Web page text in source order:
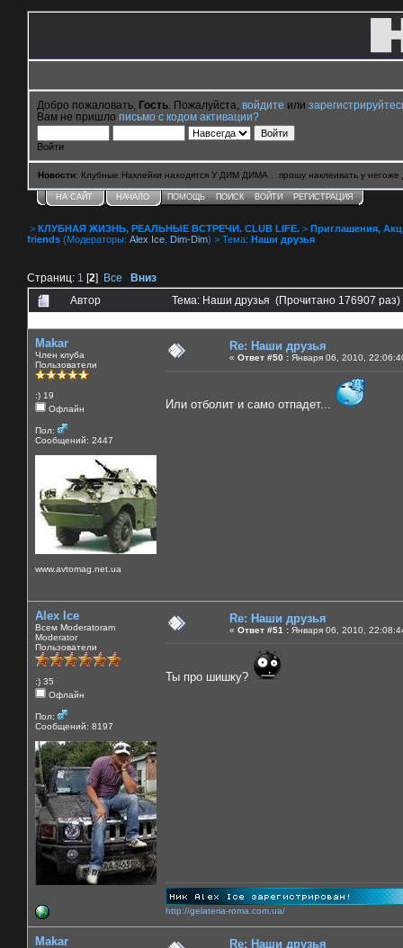
Добро пожаловать, Гость . Пожалуйста, войдите или
Вам не пришло письмо с кодом активации?
Войти
Новости: Клубные Наклейки находятся У ДИМ ДИМА . прошу наклеивать у негоже
НА САЙТ НАЧАЛО ПОМОЩЬ ПОИСК ВОЙТИ РЕГИСТРАЦИЯ
> КЛУБНАЯ ЖИЗНЬ, РЕАЛЬНЫЕ ВСТРЕЧИ. CLUB LIFE. > Приглашения,
friends (Модераторы: Alex Ice Dim-Dim) > Тема: Наши друзья
Страниц: 1 [2] Все
Вниз
Автор
Тема: Наши друзья (Прочитано 176907 раз)
Makar
Член клуба
Пользователи
:) 19
Офлайн
Пол:
Сообщений: 2447
www.avtomag.net.ua
Re: Наши друзья
« Ответ #50 : Января 06, 2010,
Или отболит и само отпадет...
Alex Ice
Всем Moderatoram
Moderator
Пользователи
:) 35
Офлайн
Пол:
Сообщений: 8197
Re: Наши друзья
« Ответ #51 : Января 06, 2010,
Ты про шишку?
http://gelateria-roma.com.ua/
Makar Re: Наши друзья